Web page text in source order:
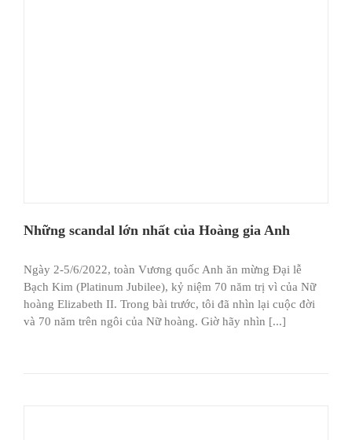
Những scandal lớn nhất của Hoàng gia Anh
Ngày 2-5/6/2022, toàn Vương quốc Anh ăn mừng Đại lễ
Bạch Kim (Platinum Jubilee), kỷ niệm 70 năm trị vì của Nữ
hoàng Elizabeth II. Trong bài trước, tôi đã nhìn lại cuộc đời
và 70 năm trên ngôi của Nữ hoàng. Giờ hãy nhìn [...]